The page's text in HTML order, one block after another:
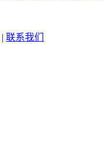
| 联系我们